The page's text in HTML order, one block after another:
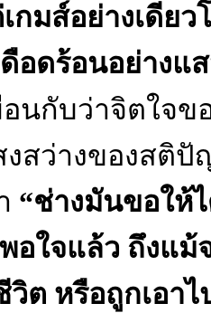
กมส์อย่างเดีย
อดร้อนอย่างแ
นกับว่าจิตใจข
สว่างของสติ
“ช่างมันขอให้
อใจแล้ว ถึงแ
ต หรือถูกเอาไ